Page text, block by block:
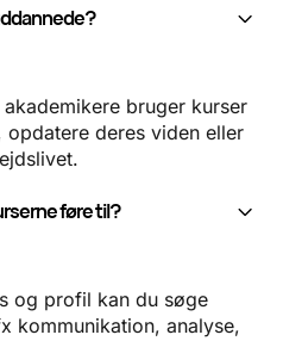
bruger kurser
deres viden eller
føre til?
og profil kan du søge
kommunikation, analyse,